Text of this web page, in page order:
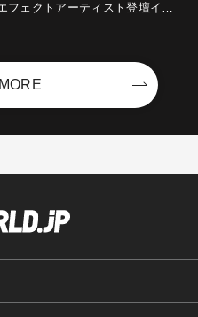
ェクトアーティスト登壇イベ